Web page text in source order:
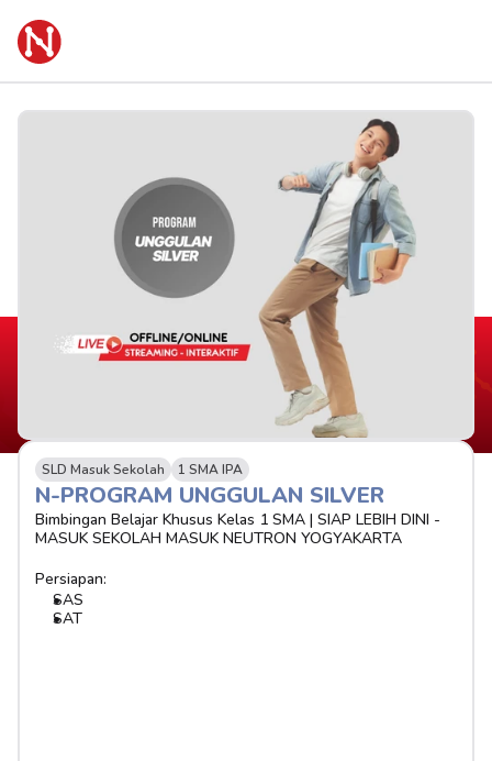
SLD Masuk Sekolah 1 SMA IPA
N-PROGRAM UNGGULAN SILVER
Bimbingan Belajar Khusus Kelas 1 SMA | SIAP LEBIH DINI -
MASUK SEKOLAH MASUK NEUTRON YOGYAKARTA
Persiapan:
SAS
SAT